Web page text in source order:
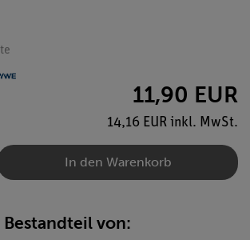
11,90 EUR
14,16 EUR inkl. MwSt.
In den Warenkorb
von: